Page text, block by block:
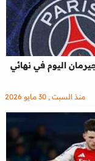
اليوم في نهائي
منذ السبت , 30 مايو 2026